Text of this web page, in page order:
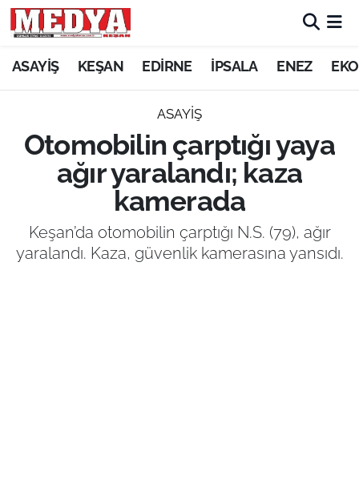
ASAYİŞ KEŞAN EDİRNE İPSALA ENEZ
ASAYİŞ
Otomobilin çarptığı yaya
ağır yaralandı; kaza
kamerada
Keşan’da otomobilin çarptığı N.S. (79), ağır
yaralandı. Kaza, güvenlik kamerasına yansıdı.
KEŞAN
ASAYİŞ
SİYASET
GÜNDEM